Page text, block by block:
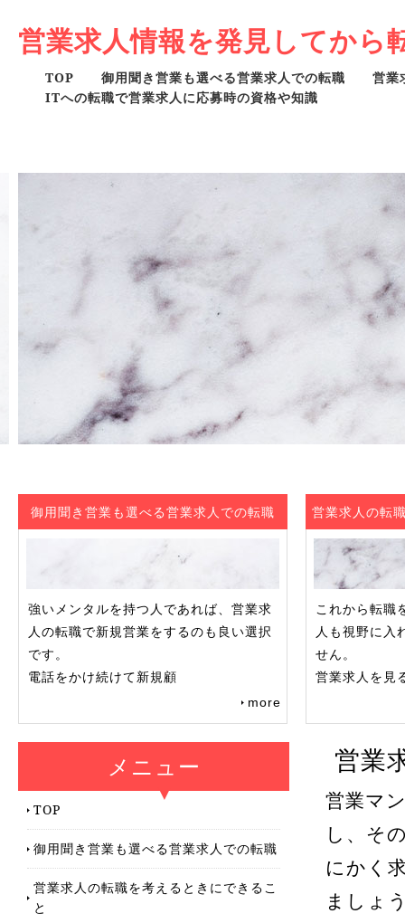
営業求人情報を発見してから
TOP 御用聞き営業も選べる営業求人での転職
営業
ITへの転職で営業求人に応募時の資格や知識
御用聞き営業も選べる営業求人での転職
強いメンタルを持つ人であれば、営業求
人の転職で新規営業をするのも良い選択
です。
電話をかけ続けて新規顧
more
営業求人の転
これから転職
人も視野に入
せん。
営業求人を見
メニュー
TOP
御用聞き営業も選べる営業求人での転職
営業求人の転職を考えるときにできるこ
と
営業
営業マ
し、そ
にかく
ましょ